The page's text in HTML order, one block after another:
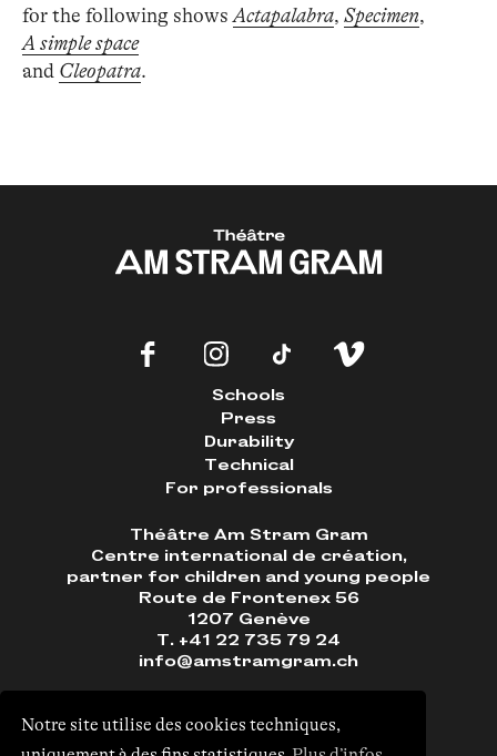
Notre site utilise des cookies techniques,
for the following showsActapalabra, Specimen,
A simple space
and Cleopatra.
Schools
Press
Durability
Technical
For professionals
Théâtre Am Stram Gram
Centre international de création,
partner for children and young people
Route de Frontenex 56
1207 Genève
T. +41 22 735 79 24
info@amstramgram.ch